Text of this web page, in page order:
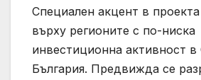
Специален акцент в
върху регионите с по-ниска
инвестиционна активност в
България. Предвижда се